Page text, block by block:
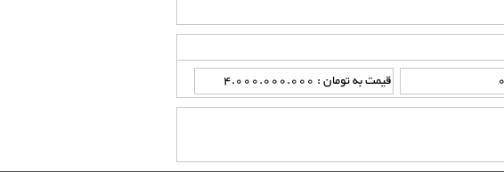
قیمت به تومان : 4.000.000.000